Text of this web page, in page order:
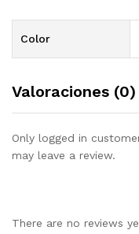
Color
Valoraciones (0)
Only logged in
may leave a review.
There are no reviews